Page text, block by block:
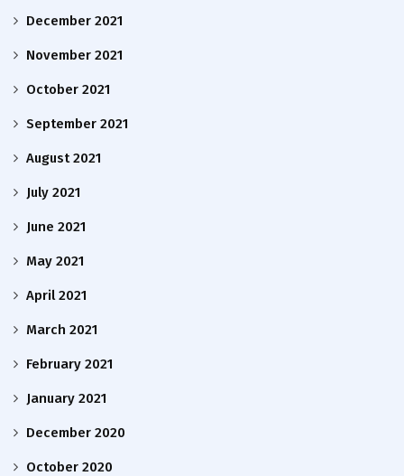
December 2021
November 2021
October 2021
September 2021
August 2021
July 2021
June 2021
May 2021
April 2021
March 2021
February 2021
January 2021
December 2020
October 2020